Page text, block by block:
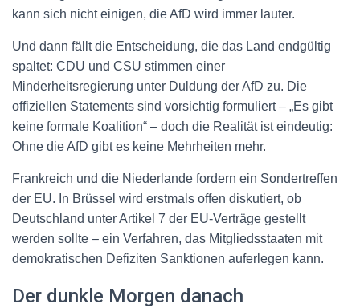
kann sich nicht einigen, die AfD wird immer lauter.
Und dann fällt die Entscheidung, die das Land endgültig
spaltet: CDU und CSU stimmen einer
Minderheitsregierung unter Duldung der AfD zu. Die
offiziellen Statements sind vorsichtig formuliert – „Es gibt
keine formale Koalition“ – doch die Realität ist eindeutig:
Ohne die AfD gibt es keine Mehrheiten mehr.
Frankreich und die Niederlande fordern ein Sondertreffen
der EU. In Brüssel wird erstmals offen diskutiert, ob
Deutschland unter Artikel 7 der EU-Verträge gestellt
werden sollte – ein Verfahren, das Mitgliedsstaaten mit
demokratischen Defiziten Sanktionen auferlegen kann.
Der dunkle Morgen danach